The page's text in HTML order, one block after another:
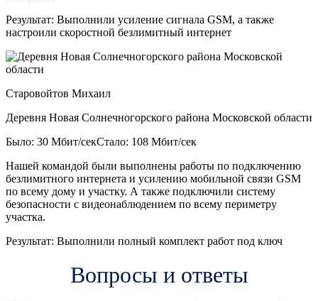
Результат: Выполнили усиление сигнала GSM, а также
настроили скоростной безлимитный интернет
Старовойтов Михаил
Деревня Новая Солнечногорского района Московской области
Было: 30 Мбит/секСтало: 108 Мбит/сек
Нашей командой были выполнены работы по подключению
безлимитного интернета и усилению мобильной связи GSM
по всему дому и участку. А также подключили систему
безопасности с видеонаблюдением по всему периметру
участка.
Результат: Выполнили полный комплект работ под ключ
Вопросы и ответы